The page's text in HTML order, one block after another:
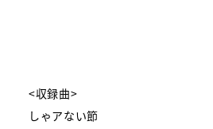
<収録曲>
しゃアない節